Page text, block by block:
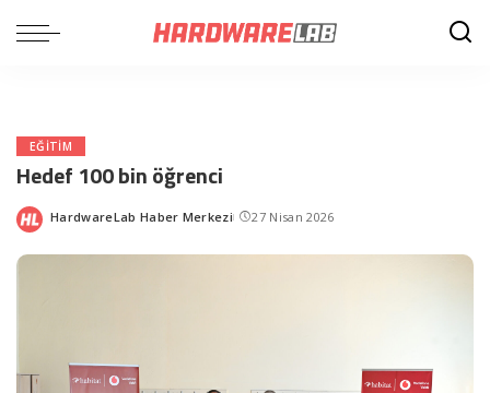
EĞITIM
Hedef 100 bin öğrenci
Posted
HardwareLab Haber Merkezi 27 Nisan 2026